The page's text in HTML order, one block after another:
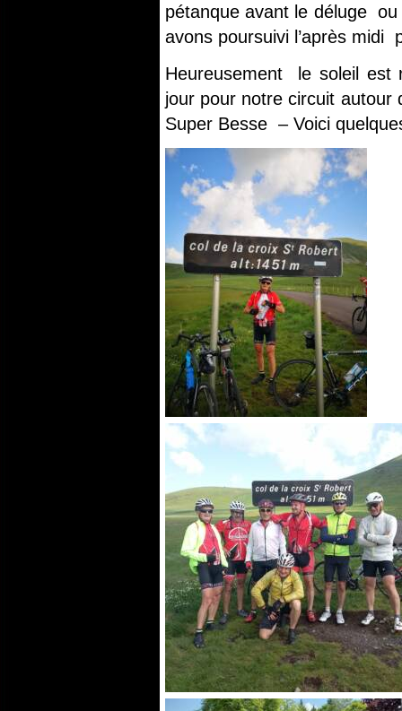
pétanque avant le déluge
avons poursuivi l’après
Heureusement le soleil est
jour pour notre circuit autour
Super Besse – Voici